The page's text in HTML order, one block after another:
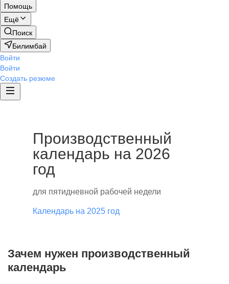
Помощь
Ещё
Поиск
Билимбай
Войти
Войти
Создать резюме
Производственный
календарь на 2026
год
для пятидневной рабочей недели
Календарь на 2025 год
Зачем нужен производственный
календарь